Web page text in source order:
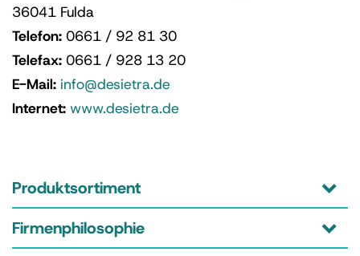
36041 Fulda
Telefon: 0661 / 92 81 30
Telefax: 0661 / 928 13 20
E-Mail: info@desietra.de
Internet: www.desietra.de
Produktsortiment
Firmenphilosophie